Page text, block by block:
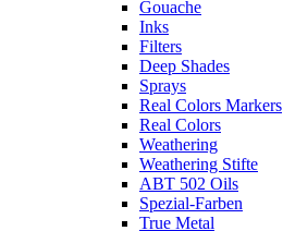
Gouache
Inks
Filters
Deep Shades
Sprays
Real Colors Markers
Real Colors
Weathering
Weathering Stifte
ABT 502 Oils
Spezial-Farben
True Metal